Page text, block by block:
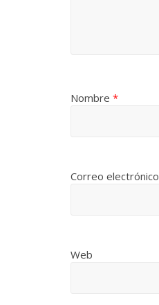
Nombre *
Correo electrónico
Web